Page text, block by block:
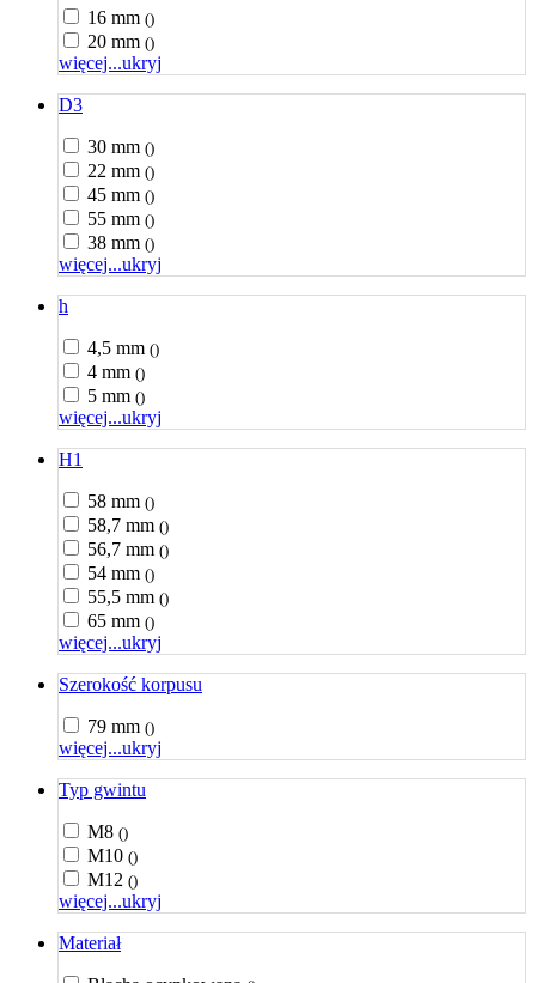
16 mm ()
20 mm ()
więcej...ukryj
D3
30 mm ()
22 mm ()
45 mm ()
55 mm ()
38 mm ()
więcej...ukryj
h
4,5 mm ()
4 mm ()
5 mm ()
więcej...ukryj
H1
58 mm ()
58,7 mm ()
56,7 mm ()
54 mm ()
55,5 mm ()
65 mm ()
więcej...ukryj
Szerokość korpusu
79 mm ()
więcej...ukryj
Typ gwintu
M8 ()
M10 ()
M12 ()
więcej...ukryj
Materiał